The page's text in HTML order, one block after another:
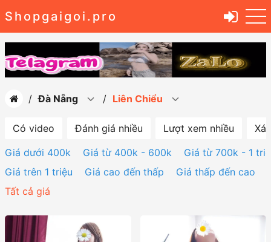
Shopgaigoi.pro
Đà Nẵng Liên Chiểu
Có video Đánh giá nhiều Lượt xem nhiều
Giá dưới 400k
Giá từ 400k - 600k
Giá từ 700k - 1
Giá trên 1 triệu
Giá cao đến thấp
Giá thấp đến cao
Tất cả giá